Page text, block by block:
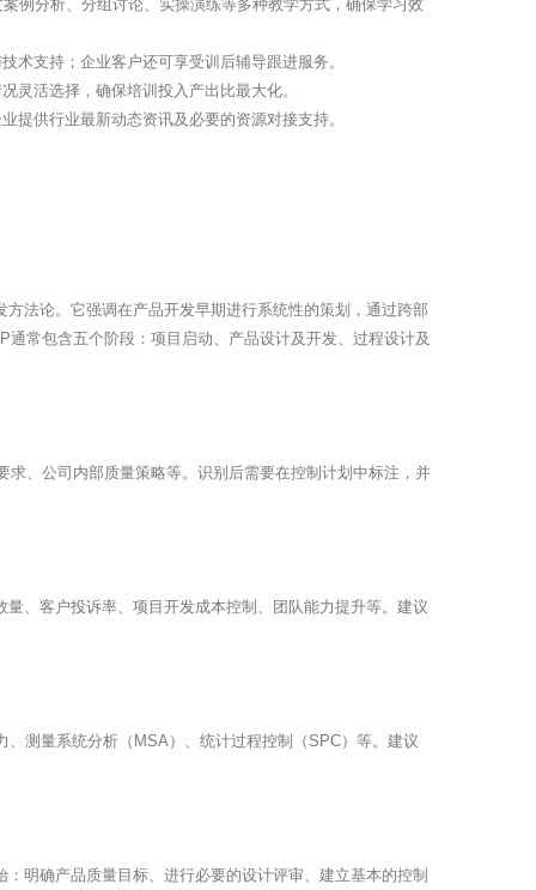
例分析、分组讨论、实操演练等多种教学方式，确保学习效
术支持；企业客户还可享受训后辅导跟进服务。
灵活选择，确保培训投入产出比最大化。
提供行业最新动态资讯及必要的资源对接支持。
法论。它强调在产品开发早期进行系统性的策划，通过跨部
常包含五个阶段：项目启动、产品设计及开发、过程设计及
、公司内部质量策略等。识别后需要在控制计划中标注，并
、客户投诉率、项目开发成本控制、团队能力提升等。建议
测量系统分析（MSA）、统计过程控制（SPC）等。建议
明确产品质量目标、进行必要的设计评审、建立基本的控制